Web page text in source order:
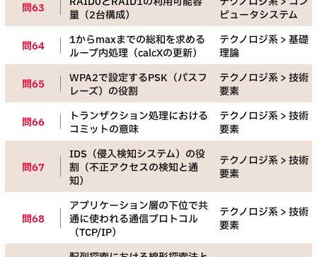
問63
量（2台構成）
ピュータシステム
問64
1からmaxまでの総和を求める
ループ内処理（calcXの更新）
テクノロジ系 > 基礎
理論
問65
WPA2で設定するPSK（パスフ
レーズ）の役割
テクノロジ系 > 技術
要素
問66
トランザクション処理における
コミットの意味
テクノロジ系 > 技術
要素
問67
IDS（侵入検知システム）の役
割（不正アクセスの検知と通
知）
テクノロジ系 > 技術
要素
問68
アプリケーション層の下位で共
通に使われる通信プロトコル
（TCP/IP）
テクノロジ系 > 技術
要素